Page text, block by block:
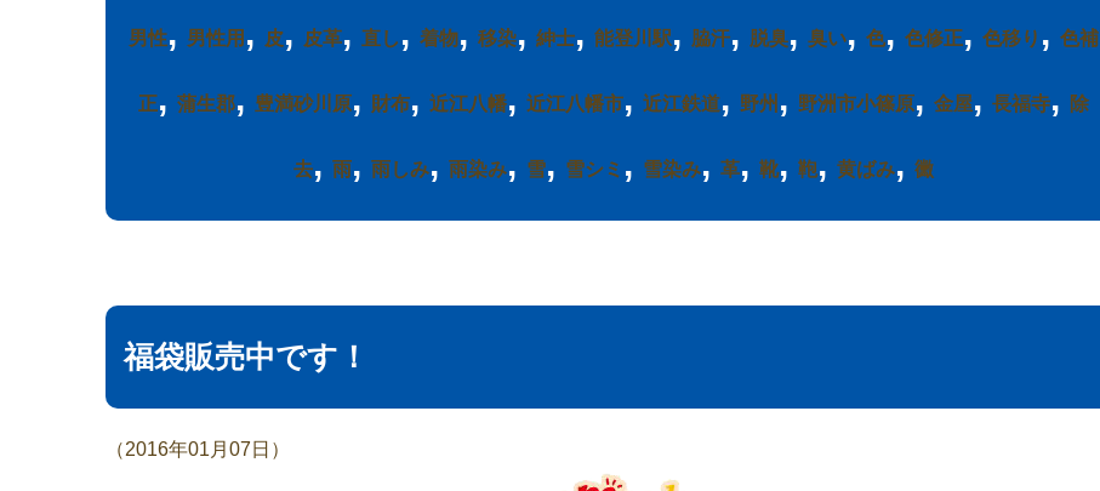
男性, 男性用 , 皮, 皮革, 直し , 着物, 移染, 紳士, 能登川駅, 脇汗, 脱臭, 臭い, 色, 色修正, 色移り , 色補
正, 蒲生郡, 豊満砂川原, 財布, 近江八幡, 近江八幡市, 近江鉄道, 野州 , 野洲市小篠原, 金屋, 長福寺, 除
去, 雨, 雨しみ, 雨染み, 雪, 雪シミ , 雪染み, 革, 靴, 鞄, 黄ばみ, 黴
福袋販売中です！
（2016年01月07日）